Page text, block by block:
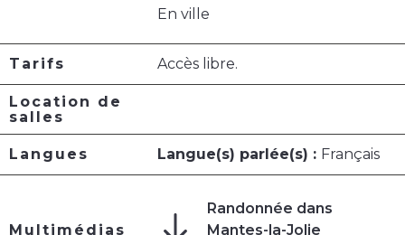
En ville
Tarifs Accès libre.
Location de
salles
Langues Langue(s) parlée(s) : Français
Multimédias
Randonnée dans
Mantes-la-Jolie